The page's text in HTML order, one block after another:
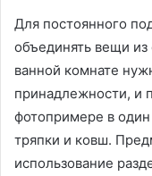
Для постоянного
объединять вещи
ванной комнате
принадлежности, и
фотопримере в
тряпки и ковш.
использование